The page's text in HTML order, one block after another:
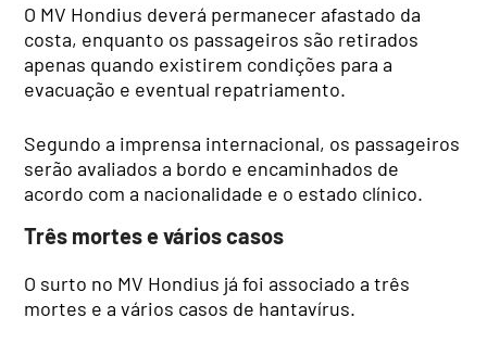
O MV Hondius deverá permanecer afastado da
costa, enquanto os passageiros são retirados
apenas quando existirem condições para a
evacuação e eventual repatriamento.
Segundo a imprensa internacional, os passageiros
serão avaliados a bordo e encaminhados de
acordo com a nacionalidade e o estado clínico.
Três mortes e vários casos
O surto no MV Hondius já foi associado a três
mortes e a vários casos de hantavírus.